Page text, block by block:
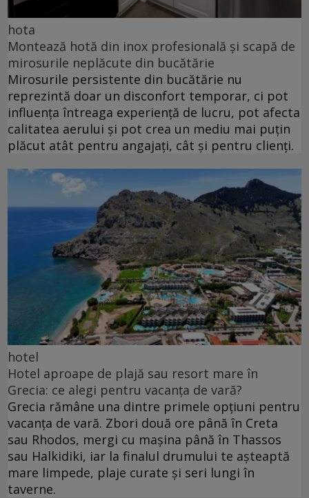
hota
Montează hotă din inox profesională și scapă de
mirosurile neplăcute din bucătărie
Mirosurile persistente din bucătărie nu
reprezintă doar un disconfort temporar, ci pot
influența întreaga experiență de lucru, pot afecta
calitatea aerului și pot crea un mediu mai puțin
plăcut atât pentru angajați, cât și pentru clienți.
hotel
Hotel aproape de plajă sau resort mare în
Grecia: ce alegi pentru vacanța de vară?
Grecia rămâne una dintre primele opțiuni pentru
vacanța de vară. Zbori două ore până în Creta
sau Rhodos, mergi cu mașina până în Thassos
sau Halkidiki, iar la finalul drumului te așteaptă
mare limpede, plaje curate și seri lungi în
taverne.